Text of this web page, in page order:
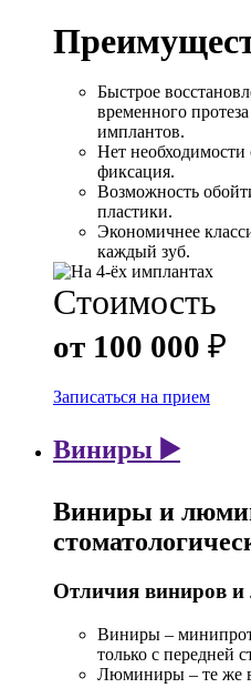
Быстрое
временного
имплантов.
Нет
фиксация.
Возможность
пластики.
Экономичнее
каждый зуб.
Стоимость
от 100 000 ₽
Записаться на прием
Виниры ▶️
Виниры и
Отличия виниров
Виниры –
только с передней
Люминиры – те же